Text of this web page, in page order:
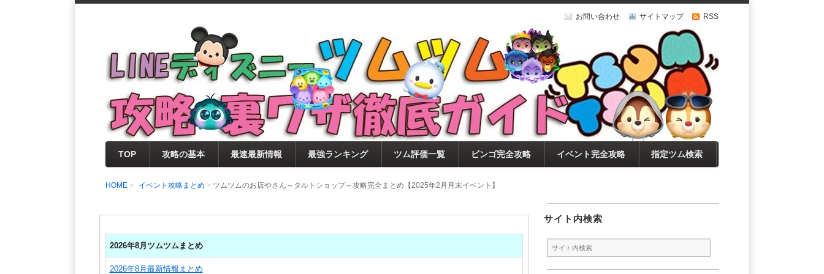
お問い合わせ サイトマップ RSS
LINEディズニー ツムツム攻略・裏ワザ徹底ガイド
支持率No1！痒いところに手が届くツムツム攻略サイト！新ツム・イベント・ピックアップ・
セレクト情報をいち早く提供するとともに、ビンゴ・キャラ評価も丁寧に解説！ツムツムを12
0％楽しめるサイトを目指しています。
TOP 攻略の基本 最速最新情報 最強ランキング ツム評価一覧 ビンゴ完全攻略 イベント完全攻略 指定ツム検索
HOME イベント攻略まとめ ツムツムのお店やさん～タルトショップ～攻略完全まとめ【2025年2月月末イベント】
2026年8月ツムツムまとめ
2026年8月最新情報まとめ
サイト内検索